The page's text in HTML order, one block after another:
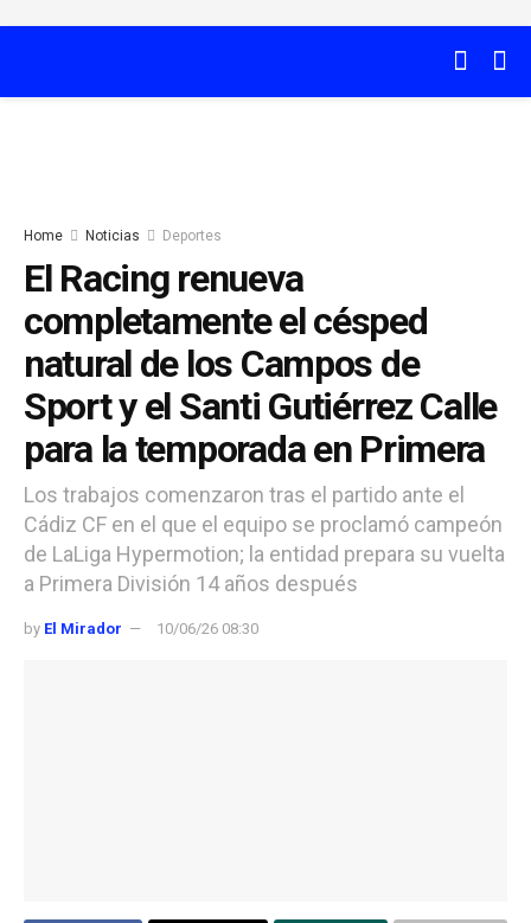
Home Noticias Deportes
El Racing renueva
completamente el césped
natural de los Campos de
Sport y el Santi Gutiérrez Calle
para la temporada en Primera
Los trabajos comenzaron tras el partido ante el
Cádiz CF en el que el equipo se proclamó campeón
de LaLiga Hypermotion; la entidad prepara su vuelta
a Primera División 14 años después
by El Mirador 10/06/26 08:30